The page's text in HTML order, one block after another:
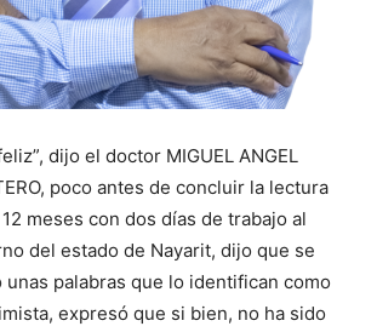
dijo el doctor MIGUEL ANGEL
poco antes de concluir la lectura
meses con dos días de trabajo al
del estado de Nayarit, dijo que se
palabras que lo identifican como
expresó que si bien, no ha sido